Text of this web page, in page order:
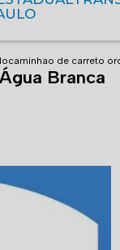
caminhao de carreto
Branca